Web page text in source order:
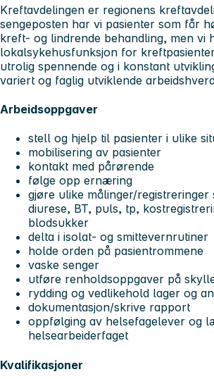
Kreftavdelingen er regionens
sengeposten har vi pasienter som får
kreft- og lindrende behandling, men vi
lokalsykehusfunksjon for
utrolig spennende og i konstant
variert og faglig utviklende
Arbeidsoppgaver
stell og hjelp til pasienter i ulike
mobilisering av pasienter
kontakt med pårørende
følge opp ernæring
gjøre ulike målinger/registreringer
diurese, BT, puls, tp,
blodsukker
delta i isolat- og smittevernrutiner
holde orden på pasientrommene
vaske senger
utføre renholdsoppgaver på
rydding og vedlikehold lager og
dokumentasjon/skrive rapport
oppfølging av helsefagelever og
helsearbeiderfaget
Kvalifikasjoner